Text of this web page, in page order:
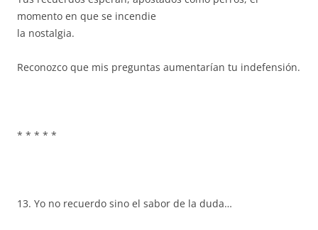
momento en que se incendie
la nostalgia.
Reconozco que mis preguntas aumentarían tu indefensión.
* * * * *
13. Yo no recuerdo sino el sabor de la duda…